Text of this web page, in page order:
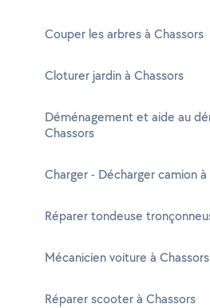
Couper les arbres à Chassors
Cloturer jardin à Chassors
Déménagement et aide au
Chassors
Charger - Décharger camion à
Réparer tondeuse
Mécanicien voiture à Chassors
Réparer scooter à Chassors